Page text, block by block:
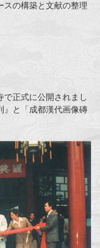
スの構築と文献の整理
正式に公開されまし
』と「成都漢代画像磚